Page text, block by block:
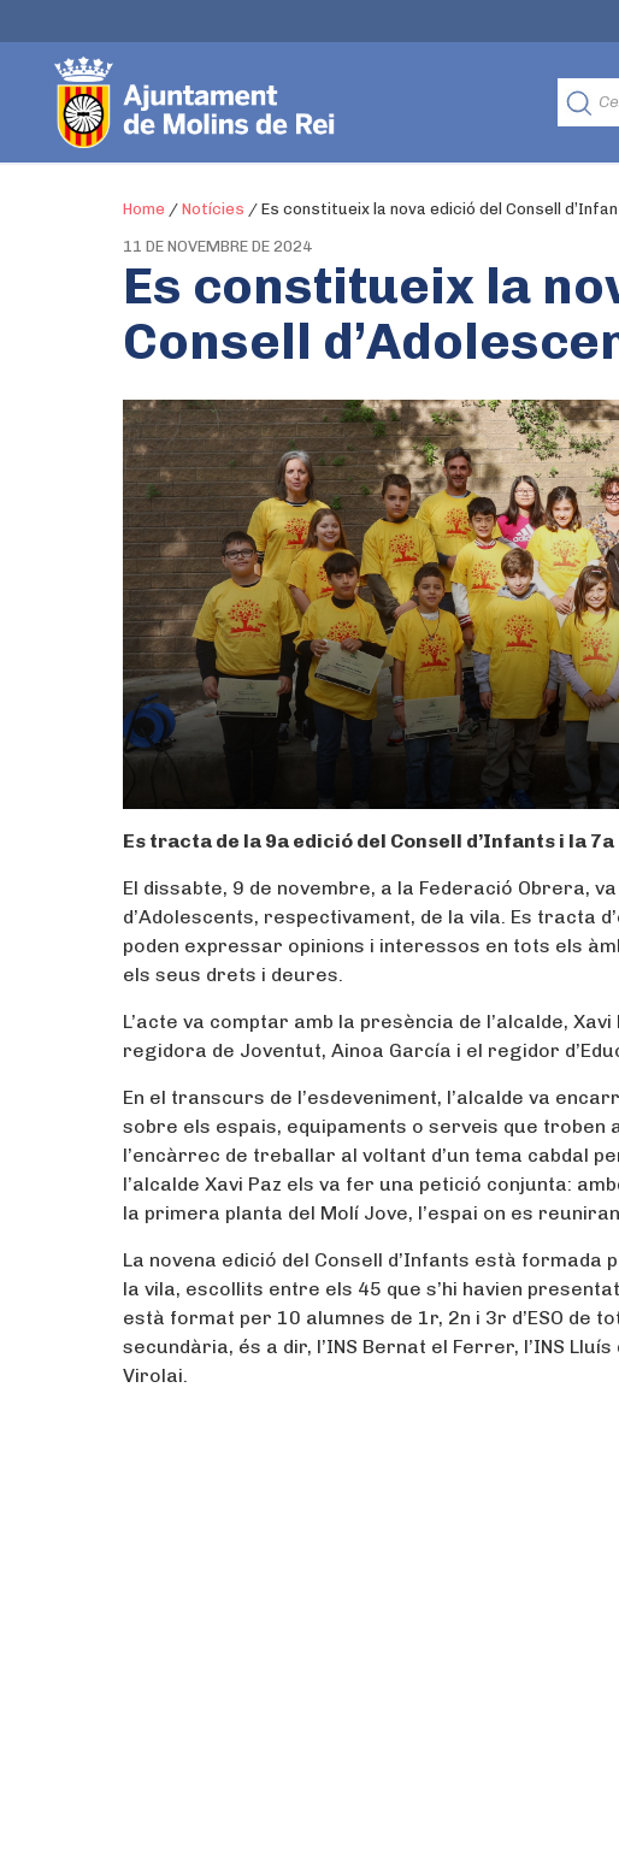
Home / Notícies / Es constitueix la nova edició del Consell
11 DE NOVEMBRE DE 2024
Es constitueix la
Consell
Es tracta de la 9a edició del Consell d’Infants i la
El dissabte, 9 de novembre, a la Federació Obrera,
d’Adolescents, respectivament, de la vila. Es tracta
poden expressar opinions i interessos en tots els
els seus drets i deures.
L’acte va comptar amb la presència de l’alcalde,
regidora de Joventut, Ainoa García i el regidor
En el transcurs de l’esdeveniment, l’alcalde va
sobre els espais, equipaments o serveis que troben
l’encàrrec de treballar al voltant d’un tema cabdal
l’alcalde Xavi Paz els va fer una petició conjunta:
la primera planta del Molí Jove, l’espai on es
La novena edició del Consell d’Infants està
la vila, escollits entre els 45 que s’hi havien
està format per 10 alumnes de 1r, 2n i 3r d’ESO de
secundària, és a dir, l’INS Bernat el Ferrer, l’INS
Virolai.